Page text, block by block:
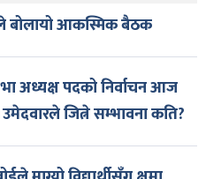
बोलायो आकस्मिक बैठक
अध्यक्ष पदको निर्वाचन आज
जित्ने सम्भावना कति?